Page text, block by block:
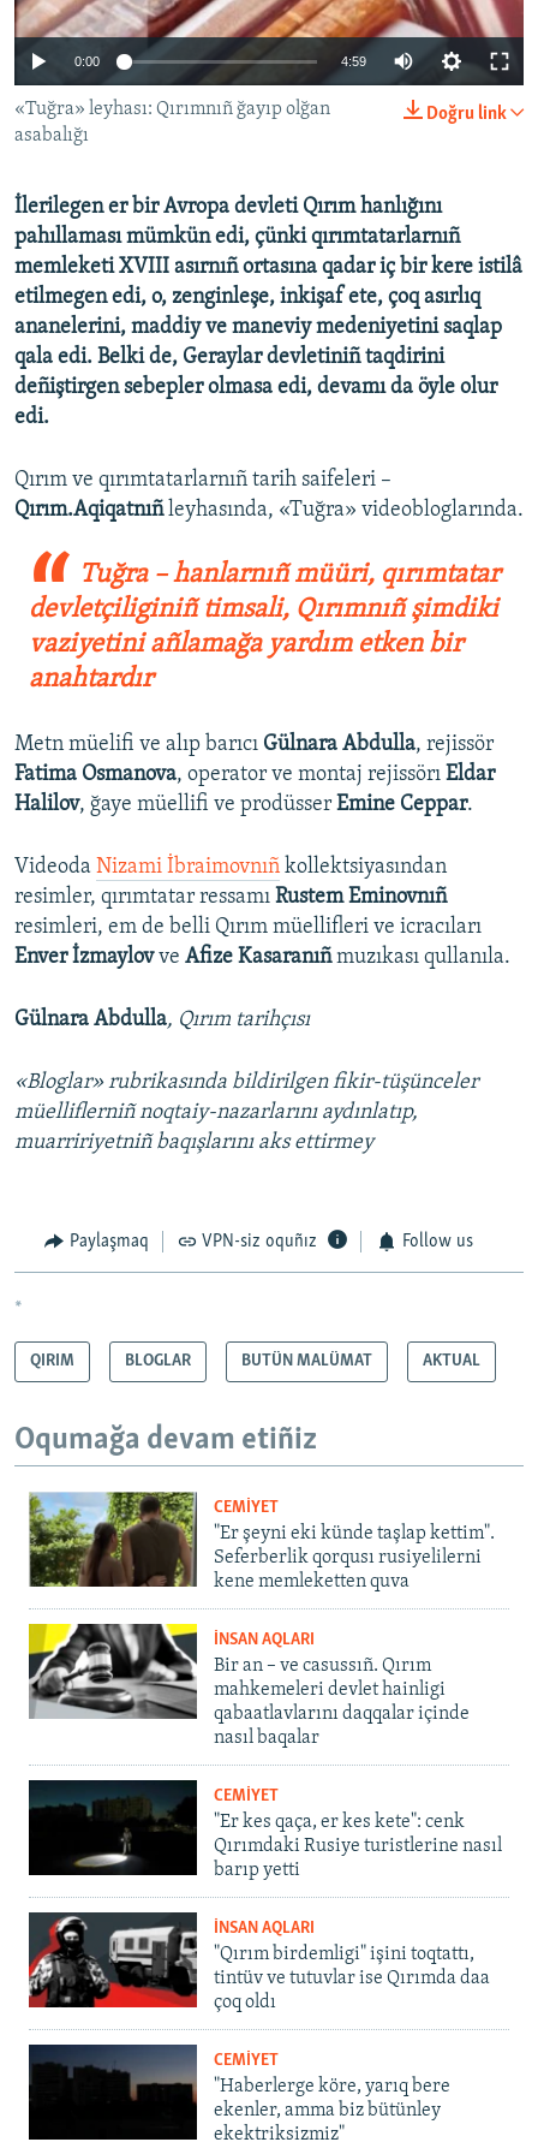
Русский
Українською
QOŞULIÑIZ!
RFE/RS bütün saytları
0:00 4:59
Doğru link
«Tuğra» leyhası: Qırımnıñ ğayıp olğan
asabalığı
İlerilegen er bir Avropa devleti Qırım hanlığını
pahıllaması mümkün edi, çünki qırımtatarlarnıñ
memleketi XVIII asırnıñ ortasına qadar iç bir kere istilâ
etilmegen edi, o, zenginleşe, inkişaf ete, çoq asırlıq
ananelerini, maddiy ve maneviy medeniyetini saqlap
qala edi. Belki de, Geraylar devletiniñ taqdirini
deñiştirgen sebepler olmasa edi, devamı da öyle olur
edi.
Qırım ve qırımtatarlarnıñ tarih saifeleri –
Qırım.Aqiqatnıñleyhasında, «Tuğra» videobloglarında.
Tuğra – hanlarnıñ müüri, qırımtatar
devletçiliginiñ timsali, Qırımnıñ şimdiki
vaziyetini añlamağa yardım etken bir
anahtardır
Metn müelifi ve alıp barıcı Gülnara Abdulla, rejissör
Fatima Osmanova, operator ve montaj rejissörı Eldar
Halilov, ğaye müellifi ve prodüsser Emine Ceppar.
Videoda Nizami İbraimovnıñ kollektsiyasından
resimler, qırımtatar ressamı Rustem Eminovnıñ
resimleri, em de belli Qırım müellifleri ve icracıları
Enver İzmaylovve Afize Kasaranıñmuzıkası qullanıla.
Gülnara Abdulla, Qırım tarihçısı
«Bloglar» rubrikasında bildirilgen fikir-tüşünceler
müelliflerniñ noqtaiy-nazarlarını aydınlatıp,
muarririyetniñ baqışlarını aks ettirmey
Paylaşmaq VPN-siz oquñız Follow us
*
QIRIM BLOGLAR BUTÜN MALÜMAT AKTUAL
Oqumağa devam etiñiz
CEMİYET
"Er şeyni eki künde taşlap kettim".
Seferberlik qorqusı rusiyelilerni
kene memleketten quva
İNSAN AQLARI
Bir an – ve casussıñ. Qırım
mahkemeleri devlet hainligi
qabaatlavlarını daqqalar içinde
nasıl baqalar
CEMİYET
"Er kes qaça, er kes kete": cenk
Qırımdaki Rusiye turistlerine nasıl
barıp yetti
İNSAN AQLARI
"Qırım birdemligi" işini toqtattı,
tintüv ve tutuvlar ise Qırımda daa
çoq oldı
CEMİYET
"Haberlerge köre, yarıq bere
ekenler, amma biz bütünley
ekektriksizmiz"